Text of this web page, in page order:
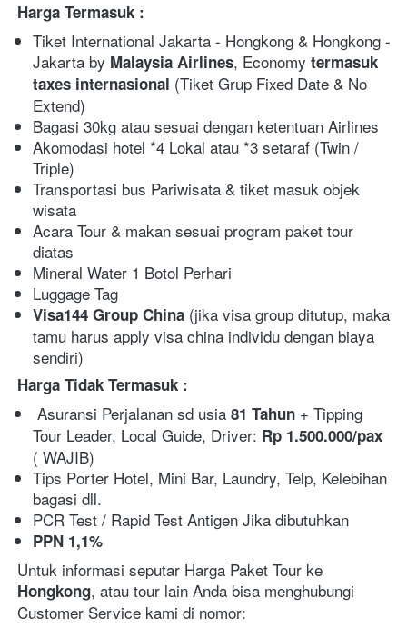
Harga Termasuk :
Tiket International Jakarta - Hongkong & Hongkong -
Jakarta by Malaysia Airlines, Economy termasuk
taxes internasional (Tiket Grup Fixed Date & No
Extend)
Bagasi 30kg atau sesuai dengan ketentuan Airlines
Akomodasi hotel *4 Lokal atau *3 setaraf (Twin /
Triple)
Transportasi bus Pariwisata & tiket masuk objek
wisata
Acara Tour & makan sesuai program paket tour
diatas
Mineral Water 1 Botol Perhari
Luggage Tag
Visa144 Group China (jika visa group ditutup, maka
tamu harus apply visa china individu dengan biaya
sendiri)
Harga Tidak Termasuk :
Asuransi Perjalanan sd usia 81 Tahun + Tipping
Tour Leader, Local Guide, Driver:
( WAJIB)
Tips Porter Hotel, Mini Bar, Laundry, Telp, Kelebihan
bagasi dll.
PCR Test / Rapid Test Antigen Jika dibutuhkan
PPN 1,1%
Hongkong, atau tour lain Anda bisa menghubungi
Customer Service kami di nomor: